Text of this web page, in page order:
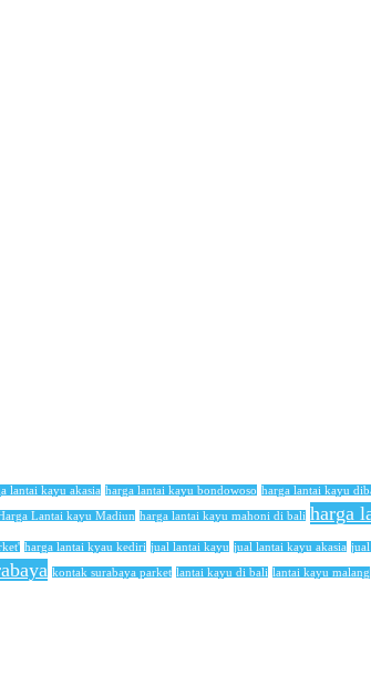
lantai kayu akasia harga lantai kayu bondowoso harga lantai kayu
Lantai kayu Madiun harga lantai kayu mahoni di bali harga
harga lantai kyau kediri jual lantai kayu jual lantai kayu akasia
kontak surabaya parket lantai kayu di bali lantai kayu malang